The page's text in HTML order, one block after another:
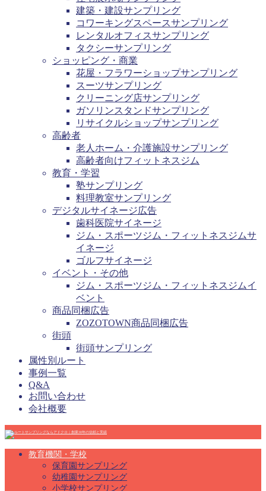
建築・建設サンプリング
コワーキングスペースサンプリング
レンタルオフィスサンプリング
タクシーサンプリング
ショッピング・商業
花屋・フラワーショップサンプリング
スーツサンプリング
クリーニング店サンプリング
ガソリンスタンドサンプリング
リサイクルショップサンプリング
高齢者
老人ホーム・介護施設サンプリング
高齢者向けフィットネスジム
教育・学習
塾サンプリング
料理教室サンプリング
デジタルサイネージ広告
歯科医院サイネージ
ジム・スポーツジム・フィットネスジムサ
イネージ
ゴルフサイネージ
イベント・その他
ジム・スポーツジム・フィットネスジムイ
ベント
商品同梱広告
ZOZOTOWN商品同梱広告
街頭
街頭サンプリング
属性別ルート
事例一覧
Q&A
お問い合わせ
会社概要
教育機関・学校
保育園サンプリング
幼稚園サンプリング
小学校サンプリング